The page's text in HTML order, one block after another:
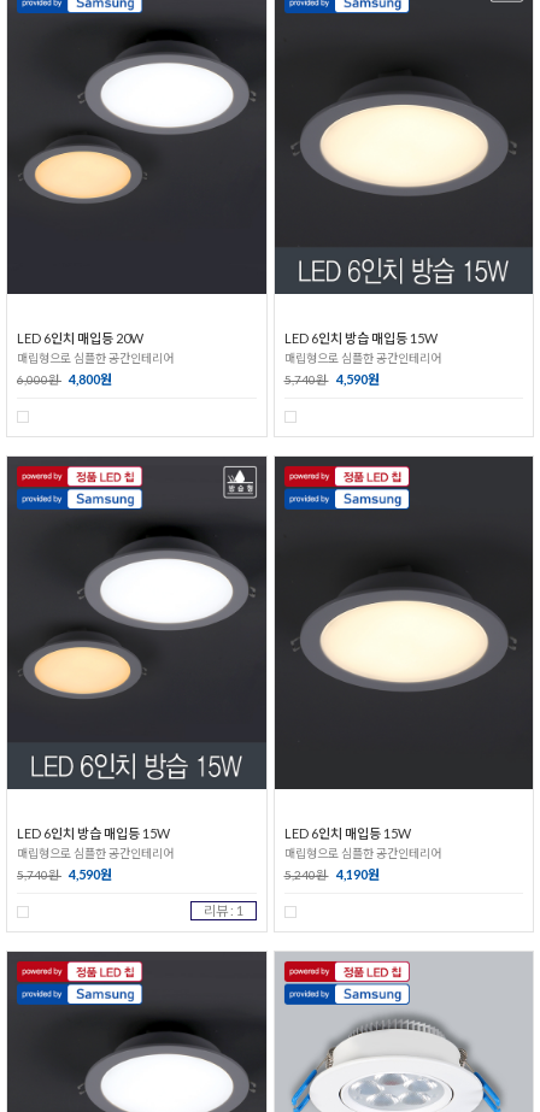
LED 6인치 매입등 20W
매립형으로 심플한 공간인테리어
6,000원 4,800원
LED 6인치 방습 매입등 15W
매립형으로 심플한 공간인테리어
5,740원 4,590원
LED 6인치 방습 매입등 15W
매립형으로 심플한 공간인테리어
5,740원 4,590원
리뷰 : 1
LED 6인치 매입등 15W
매립형으로 심플한 공간인테리어
5,240원 4,190원